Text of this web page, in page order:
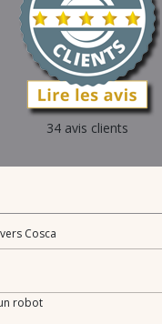
34 avis clients
Cosca
robot